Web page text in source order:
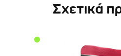
Σχετικά